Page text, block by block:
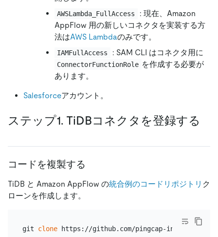
AWSLambda_FullAccess
: 現在、Amazon
AppFlow 用の新しいコネクタを実装する方
法はAWS Lambdaのみです。
IAMFullAccess : SAM CLI はコネクタ用に
ConnectorFunctionRole を作成する必要が
あります。
Salesforceアカウント。
ステップ1. TiDBコネクタを登録する
コードを複製する
TiDB と Amazon AppFlow の統合例のコードリポジトリ ク
ローンを作成します。
git clone